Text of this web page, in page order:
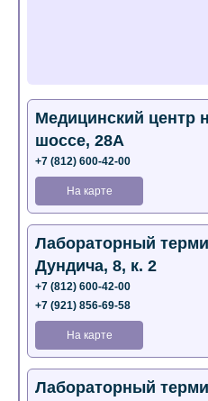
Медицинский центр
шоссе, 28А
+7 (812) 600-42-00
На карте
Лабораторный
Дундича, 8, к. 2
+7 (812) 600-42-00
+7 (921) 856-69-58
На карте
Лабораторный